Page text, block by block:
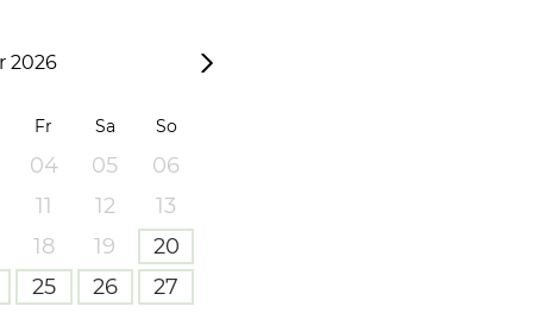
2026
Fr Sa So
04 05
06
11 12
13
18 19
20
25 26
27